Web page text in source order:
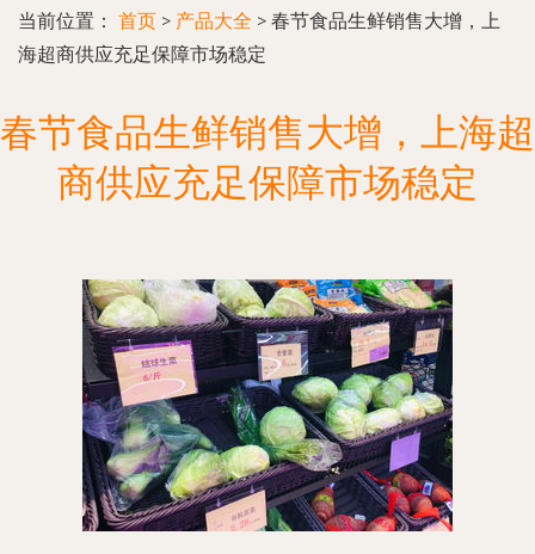
当前位置： 首页 > 产品大全 > 春节食品生鲜销售大增，上
海超商供应充足保障市场稳定
春节食品生鲜销售大增，上海超
商供应充足保障市场稳定